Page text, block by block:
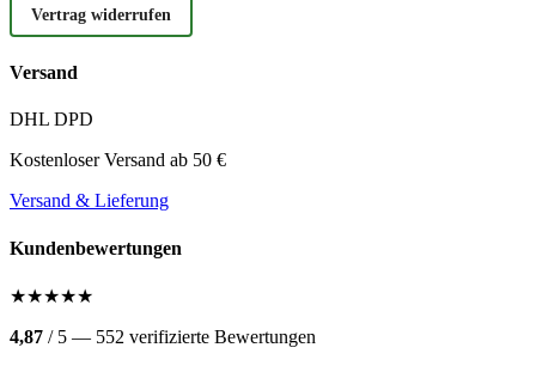
Vertrag widerrufen
Versand
DHL DPD
Kostenloser Versand ab 50 €
Versand & Lieferung
Kundenbewertungen
★★★★★
4,87 / 5 — 552 verifizierte Bewertungen